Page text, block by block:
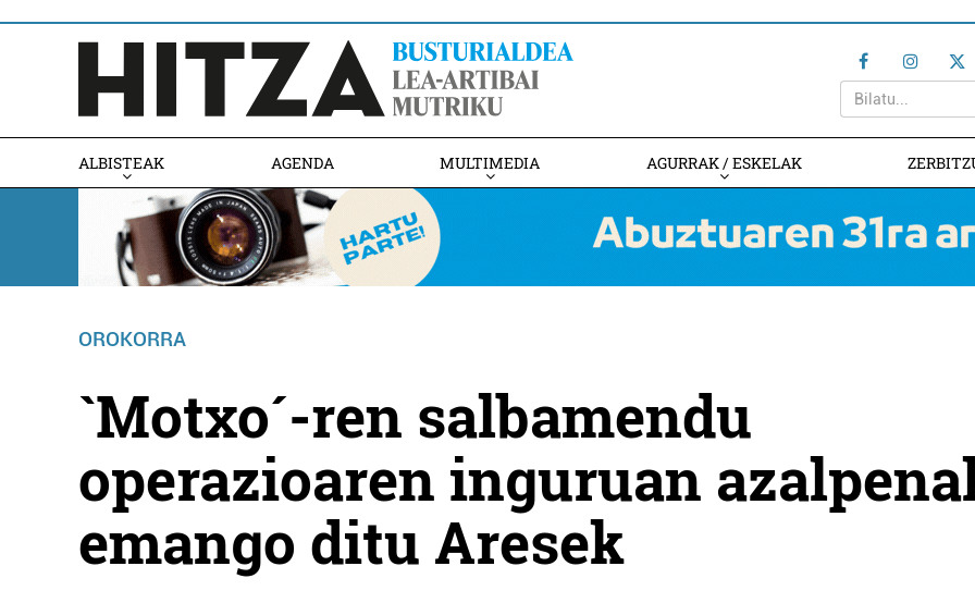
ALBISTEAK AGENDA MULTIMEDIA AGURRAK / ESKELAK
OROKORRA
`Motxo´-ren salbamendu
operazioaren inguruan
emango ditu Aresek